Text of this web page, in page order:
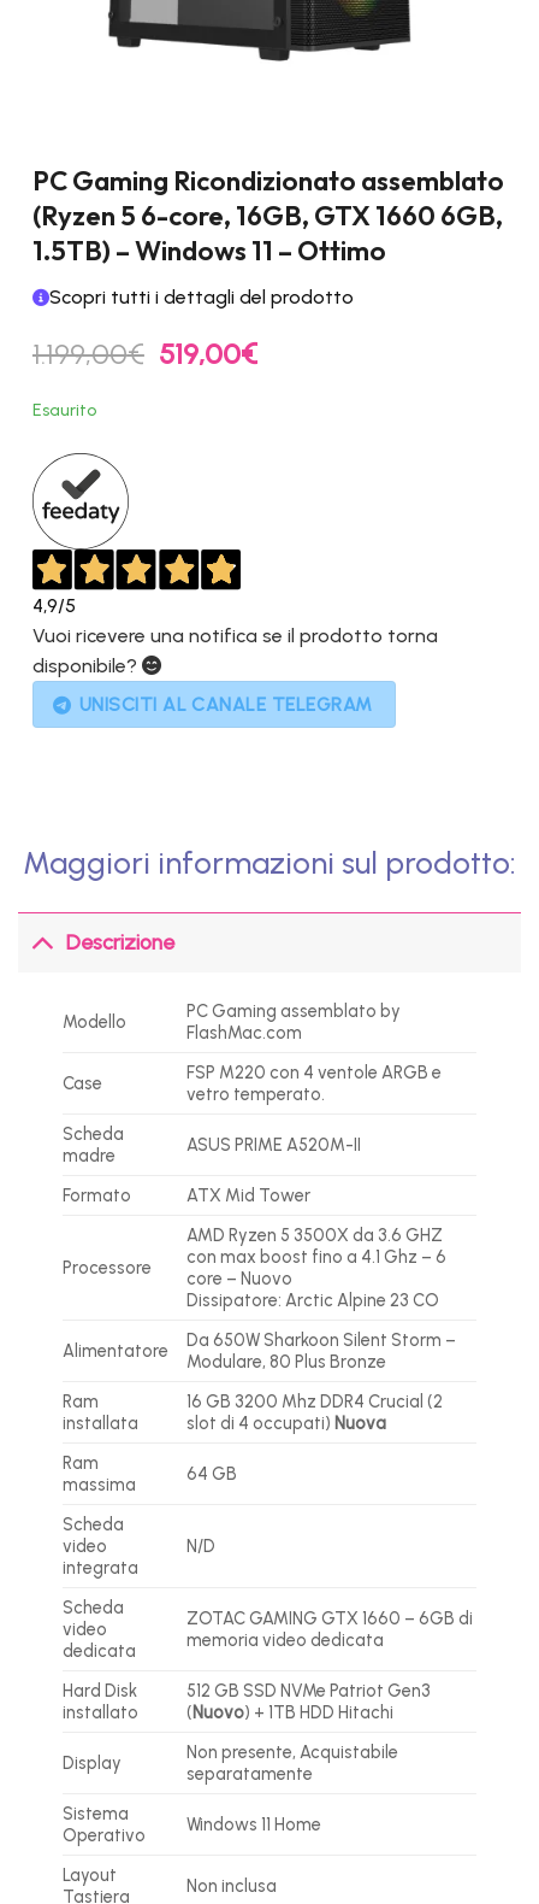
PC Gaming Ricondizionato assemblato
(Ryzen 5 6-core, 16GB, GTX 1660 6GB,
1.5TB) – Windows 11 – Ottimo
Scopri tutti i dettagli del prodotto
1.199,00€ Il
prezzo
519,00€Il
Esaurito
4,9/5
Vuoi ricevere una notifica se il prodotto torna
disponibile?
UNISCITI AL CANALE TELEGRAM
Maggiori informazioni sul prodotto:
Descrizione
Modello
PC Gaming assemblato by
FlashMac.com
Case FSP M220 con 4 ventole ARGB e
vetro temperato.
Scheda
madre
ASUS PRIME A520M-II
Formato ATX Mid Tower
Processore
AMD Ryzen 5 3500X da 3.6 GHZ
con max boost fino a 4.1 Ghz – 6
core – Nuovo
Dissipatore: Arctic Alpine 23 CO
Alimentatore
Da 650W Sharkoon Silent Storm –
Modulare, 80 Plus Bronze
Ram
installata
16 GB 3200 Mhz DDR4 Crucial (2
slot di 4 occupati) Nuova
Ram
massima
64 GB
Scheda
video
integrata
N/D
Scheda
video
dedicata
ZOTAC GAMING GTX 1660 – 6GB di
memoria video dedicata
Hard Disk
installato
512 GB SSD NVMe Patriot Gen3
(Nuovo) + 1TB HDD Hitachi
Display
Non presente, Acquistabile
separatamente
Sistema
Operativo
Windows 11 Home
Layout
Tastiera
Non inclusa